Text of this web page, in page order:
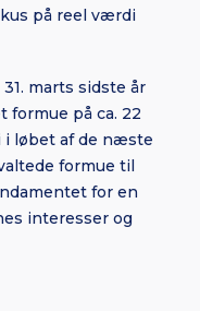
på reel værdi
marts sidste år
formue på ca. 22
i løbet af de næste
formue til
for en
interesser og